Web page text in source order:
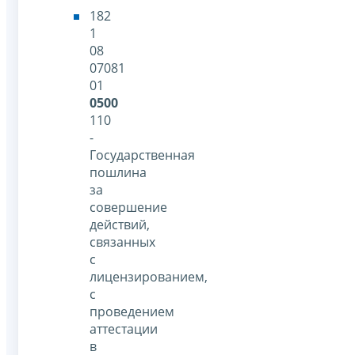
182
1
08
07081
01
0500
110
-
Государственная
пошлина
за
совершение
действий,
связанных
с
лицензированием,
с
проведением
аттестации
в